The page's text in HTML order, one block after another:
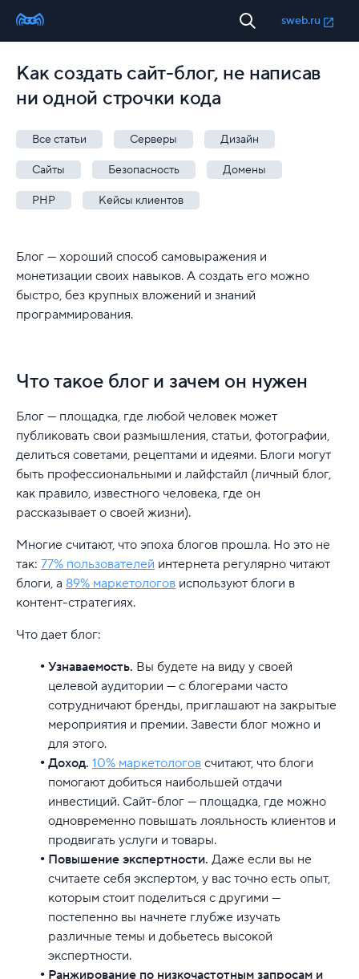
sweb.ru
Как создать сайт-блог, не написав
ни одной строчки кода
Все статьи Серверы Дизайн
Сайты Безопасность Домены
PHP Кейсы клиентов
Блог — хороший способ самовыражения и
монетизации своих навыков. А создать его можно
быстро, без крупных вложений и знаний
программирования.
Что такое блог и зачем он нужен
Блог — площадка, где любой человек может
публиковать свои размышления, статьи, фотографии,
делиться советами, рецептами и идеями. Блоги могут
быть профессиональными и лайфстайл (личный блог,
как правило, известного человека, где он
рассказывает о своей жизни).
Многие считают, что эпоха блогов прошла. Но это не
так: 77% пользователей интернета регулярно читают
блоги, а 89% маркетологов используют блоги в
контент-стратегиях.
Что дает блог:
Узнаваемость. Вы будете на виду у своей
целевой аудитории — с блогерами часто
сотрудничают бренды, приглашают на закрытые
мероприятия и премии. Завести блог можно и
для этого.
Доход. 10% маркетологов считают, что блоги
помогают добиться наибольшей отдачи
инвестиций. Сайт-блог — площадка, где можно
одновременно повышать лояльность клиентов и
продвигать услуги и товары.
Повышение экспертности. Даже если вы не
считаете себя экспертом, у вас точно есть опыт,
которым стоит поделиться с другими —
постепенно вы начнете глубже изучать
различные темы и добьетесь высокой
экспертности.
Ранжирование по низкочастотным запросам и